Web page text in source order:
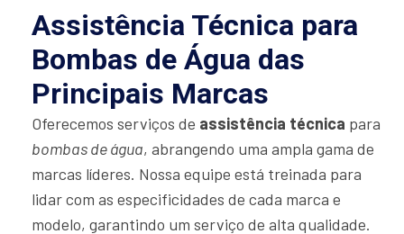
Assistência Técnica para
Bombas de Água das
Principais Marcas
Oferecemos serviços de assistência técnica para
bombas de água, abrangendo uma ampla gama de
marcas líderes. Nossa equipe está treinada para
lidar com as especificidades de cada marca e
modelo, garantindo um serviço de alta qualidade.